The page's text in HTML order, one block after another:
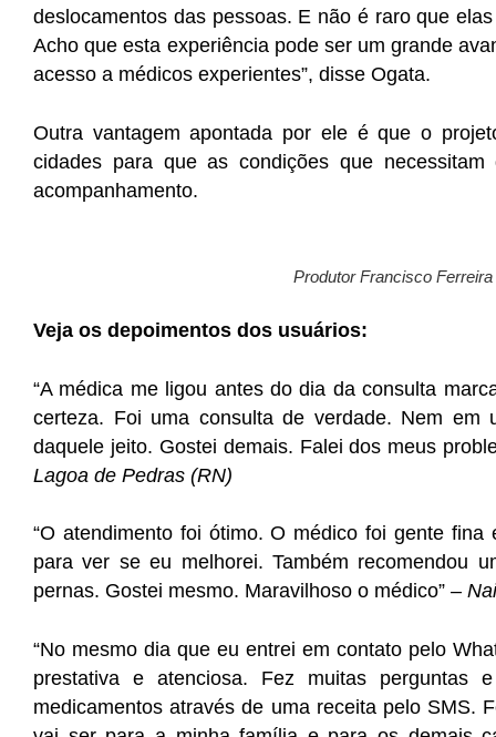
deslocamentos das pessoas. E não é raro que
Acho que esta experiência pode ser um grande
acesso a médicos experientes”, disse Ogata.
Outra vantagem apontada por ele é que o
cidades para que as condições que
acompanhamento.
Produtor Francisco
Veja os depoimentos dos usuários:
“A médica me ligou antes do dia da consulta
certeza. Foi uma consulta de verdade. Nem
daquele jeito. Gostei demais. Falei dos meus
Lagoa de Pedras (RN)
“O atendimento foi ótimo. O médico foi gente
para ver se eu melhorei. Também recomendou
pernas. Gostei mesmo. Maravilhoso o médico” –
“No mesmo dia que eu entrei em contato pelo
prestativa e atenciosa. Fez muitas perguntas
medicamentos através de uma receita pelo SMS.